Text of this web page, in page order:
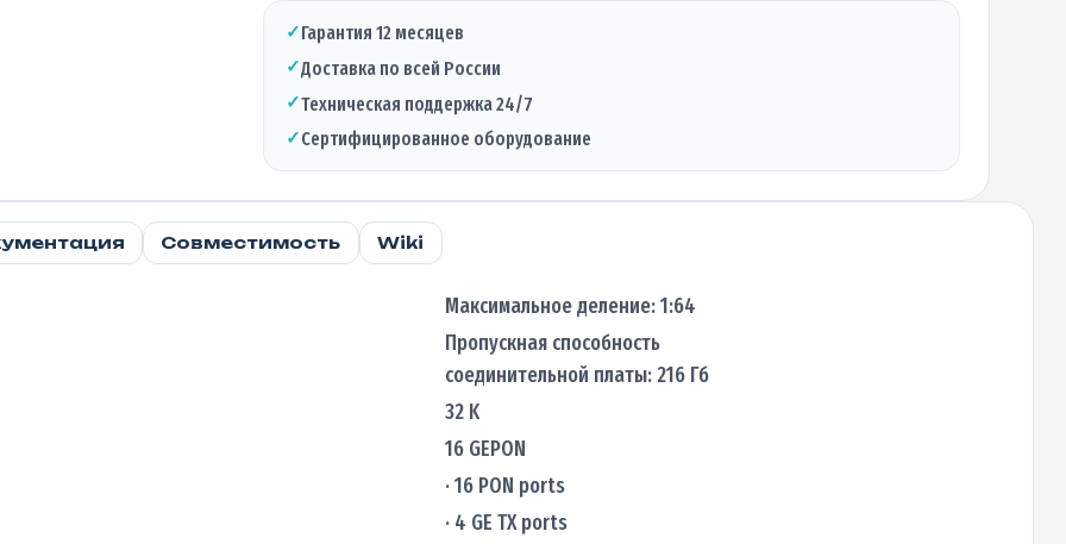
✓Гарантия 12 месяцев
✓Доставка по всей России
✓Техническая поддержка 24/7
✓Сертифицированное оборудование
Совместимость Wiki
Максимальное деление: 1:64
Пропускная способность
соединительной платы: 216 Гб
32 K
16 GEPON
· 16 PON ports
· 4 GE TX ports